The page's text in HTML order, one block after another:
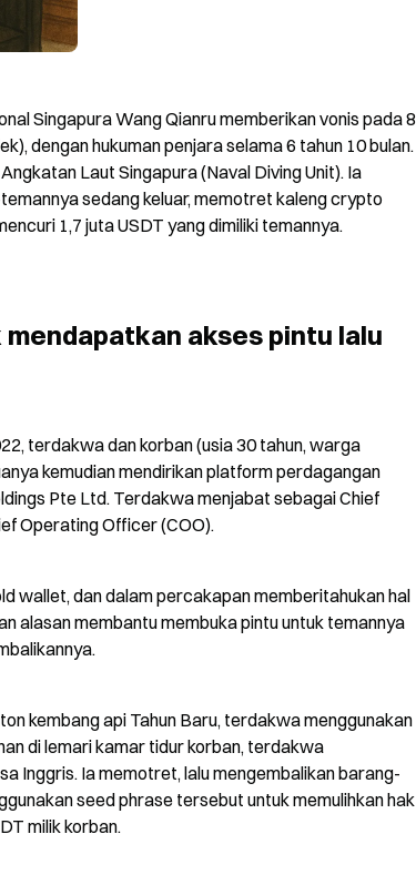
Singapura Wang Qianru memberikan vonis pada 8
dengan hukuman penjara selama 6 tahun 10 bulan.
Laut Singapura (Naval Diving Unit). Ia
sedang keluar, memotret kaleng crypto
1,7 juta USDT yang dimiliki temannya.
akses pintu lalu
terdakwa dan korban (usia 30 tahun, warga
kemudian mendirikan platform perdagangan
Pte Ltd. Terdakwa menjabat sebagai Chief
Operating Officer (COO).
wallet, dan dalam percakapan memberitahukan hal
alasan membantu membuka pintu untuk temannya
kembang api Tahun Baru, terdakwa menggunakan
di lemari kamar tidur korban, terdakwa
Inggris. Ia memotret, lalu mengembalikan barang-
seed phrase tersebut untuk memulihkan hak
milik korban.